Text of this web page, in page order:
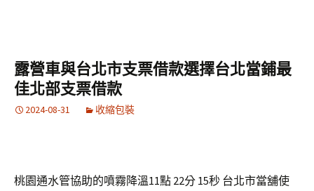
露營車與台北市支票借款選擇台北當鋪最
佳北部支票借款
2024-08-31 收縮包裝
桃園通水管協助的噴霧降溫11點 22分 15秒 台北市當舖使